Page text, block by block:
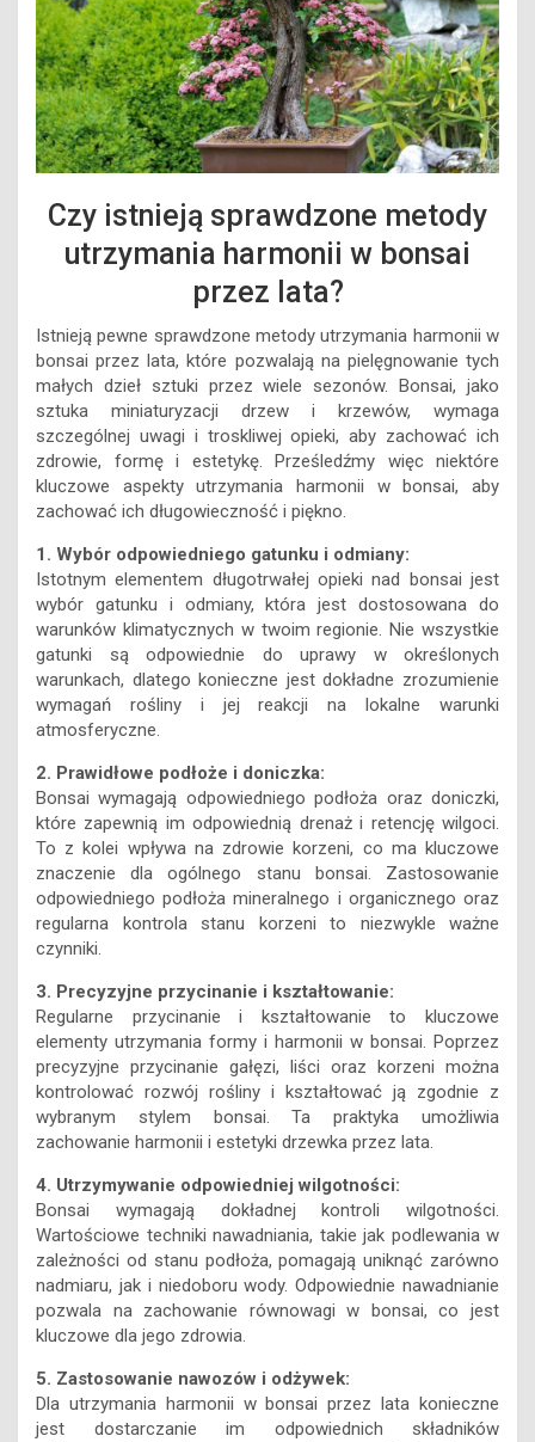
Czy istnieją sprawdzone metody
utrzymania harmonii w bonsai
przez lata?
Istnieją pewne sprawdzone metody utrzymania harmonii w
bonsai przez lata, które pozwalają na pielęgnowanie tych
małych dzieł sztuki przez wiele sezonów. Bonsai, jako
sztuka miniaturyzacji drzew i krzewów, wymaga
szczególnej uwagi i troskliwej opieki, aby zachować ich
zdrowie, formę i estetykę. Prześledźmy więc niektóre
kluczowe aspekty utrzymania harmonii w bonsai, aby
zachować ich długowieczność i piękno.
1. Wybór odpowiedniego gatunku i odmiany:
Istotnym elementem długotrwałej opieki nad bonsai jest
wybór gatunku i odmiany, która jest dostosowana do
warunków klimatycznych w twoim regionie. Nie wszystkie
gatunki są odpowiednie do uprawy w określonych
warunkach, dlatego konieczne jest dokładne zrozumienie
wymagań rośliny i jej reakcji na lokalne warunki
atmosferyczne.
2. Prawidłowe podłoże i doniczka:
Bonsai wymagają odpowiedniego podłoża oraz doniczki,
które zapewnią im odpowiednią drenaż i retencję wilgoci.
To z kolei wpływa na zdrowie korzeni, co ma kluczowe
znaczenie dla ogólnego stanu bonsai. Zastosowanie
odpowiedniego podłoża mineralnego i organicznego oraz
regularna kontrola stanu korzeni to niezwykle ważne
czynniki.
3. Precyzyjne przycinanie i kształtowanie:
Regularne przycinanie i kształtowanie to kluczowe
elementy utrzymania formy i harmonii w bonsai. Poprzez
precyzyjne przycinanie gałęzi, liści oraz korzeni można
kontrolować rozwój rośliny i kształtować ją zgodnie z
wybranym stylem bonsai. Ta praktyka umożliwia
zachowanie harmonii i estetyki drzewka przez lata.
4. Utrzymywanie odpowiedniej wilgotności:
Bonsai wymagają dokładnej kontroli wilgotności.
Wartościowe techniki nawadniania, takie jak podlewania w
zależności od stanu podłoża, pomagają uniknąć zarówno
nadmiaru, jak i niedoboru wody. Odpowiednie nawadnianie
pozwala na zachowanie równowagi w bonsai, co jest
kluczowe dla jego zdrowia.
5. Zastosowanie nawozów i odżywek:
Dla utrzymania harmonii w bonsai przez lata konieczne
jest dostarczanie im odpowiednich składników